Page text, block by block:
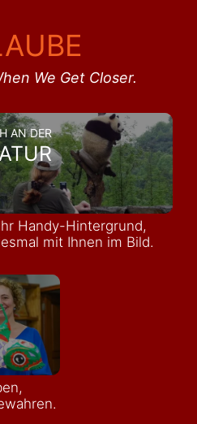
We Get Closer.
AN DER
Handy-Hintergrund,
mit Ihnen im Bild.